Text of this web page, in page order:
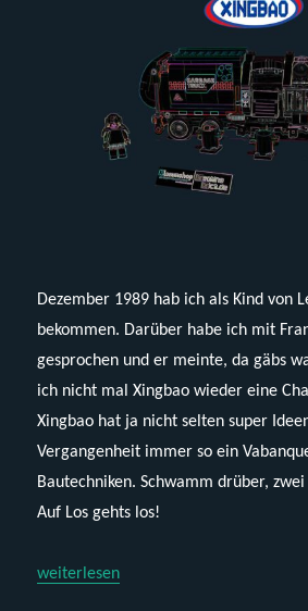
Dezember 1989 hab ich als Kind von
bekommen. Darüber habe ich mit
gesprochen und er meinte, da gäbs
ich nicht mal Xingbao wieder eine
Xingbao hat ja nicht selten super
Vergangenheit immer so ein
Bautechniken. Schwamm drüber,
Auf Los gehts los!
„Xingbao XB-18017 – Garbage Truck
weiterlesen